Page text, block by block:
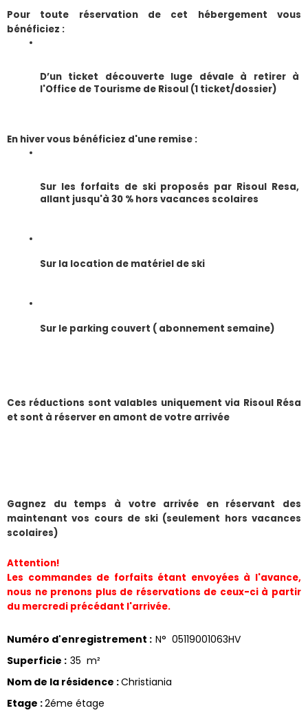
Pour toute réservation de cet hébergement vous
bénéficiez :
D’un ticket découverte luge dévale à retirer à
l'Office de Tourisme de Risoul (1 ticket/dossier)
En hiver vous bénéficiez d'une remise :
Sur les forfaits de ski proposés par Risoul Resa,
allant jusqu'à 30 % hors vacances scolaires
Sur la location de matériel de ski
Sur le parking couvert ( abonnement semaine)
​Ces réductions sont valables uniquement via Risoul Résa
et sont à réserver en amont de votre arrivée
Gagnez du temps à votre arrivée en réservant des
maintenant vos cours de ski (seulement hors vacances
scolaires)
Attention!
Les commandes de forfaits étant envoyées à l'avance,
nous ne prenons plus de réservations de ceux-ci à partir
du mercredi précédant l'arrivée.
Numéro d'enregistrement : N° 05119001063HV
Superficie : 35 m²
Nom de la résidence :Christiania
Etage :2éme étage